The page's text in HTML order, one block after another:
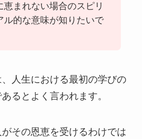
恵まれない場合のスピリ
ル的な意味が知りたいで
人生における最初の学びの
るとよく言われます。
その恩恵を受けるわけでは